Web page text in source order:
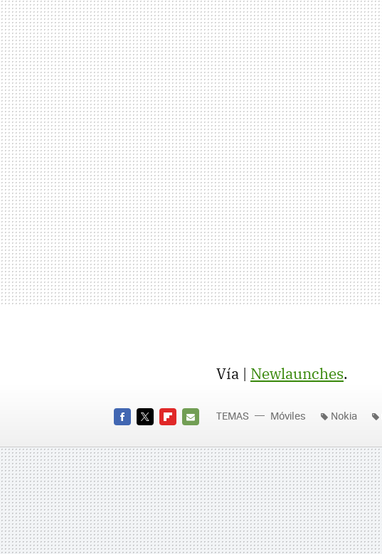
Vía | Newlaunches.
MAIL
TEMAS Móviles Nokia